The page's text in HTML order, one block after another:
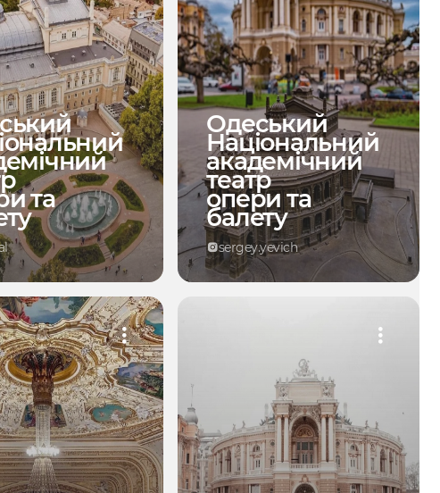
та
Одеський
Національний
академічний
театр
опери та
балету
sergey.yevich